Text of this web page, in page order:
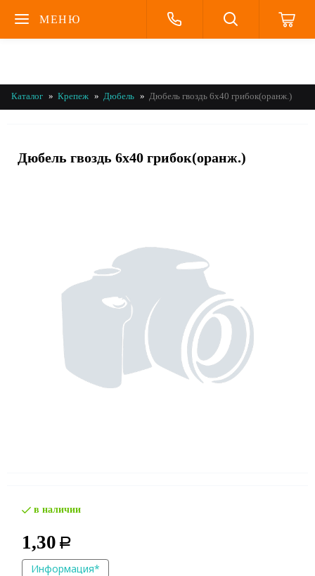
МЕНЮ
Каталог Крепеж Дюбель Дюбель гвоздь 6х40 грибок(оранж.)
Дюбель гвоздь 6х40 грибок(оранж.)
в наличии
1,30 Р
Информация*